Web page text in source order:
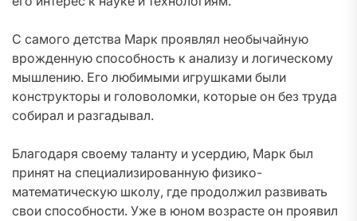
С самого детства Марк проявлял необычайную
врожденную способность к анализу и логическому
мышлению. Его любимыми игрушками были
конструкторы и головоломки, которые он без труда
собирал и разгадывал.
Благодаря своему таланту и усердию, Марк был
принят на специализированную физико-
математическую школу, где продолжил развивать
свои способности. Уже в юном возрасте он проявил